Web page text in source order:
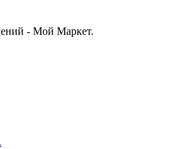
- Мой Маркет.